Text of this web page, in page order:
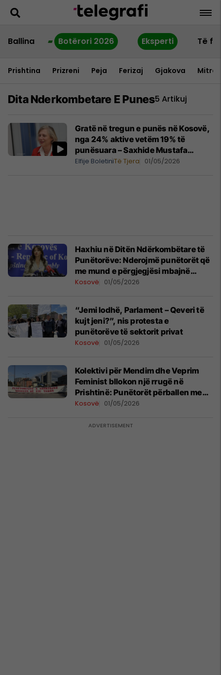
Ballina Botërori 2026 Eksperti Të
Prishtina Prizreni Peja Ferizaj Gjakova
Dita Nderkombetare E Punes5 Artikuj
Gratë në tregun e punës në Kosovë,
nga 24% aktive vetëm 19% të
punësuara – Saxhide Mustafa
kërkon veprime urgjente
Elfije BoletiniTë Tjera 01/05/2026
Haxhiu në Ditën Ndërkombëtare të
Punëtorëve: Nderojmë punëtorët që
me mund e përgjegjësi mbajnë
familjen, shoqërinë dhe Kosovën në
Kosovë 01/05/2026
“Jemi lodhë, Parlament – Qeveri të
kujt jeni?”, nis protesta e
punëtorëve të sektorit privat
Kosovë 01/05/2026
Kolektivi për Mendim dhe Veprim
Feminist bllokon një rrugë në
Prishtinë: Punëtorët përballen me
jetë gjithnjë e më të pajetueshme
Kosovë 01/05/2026